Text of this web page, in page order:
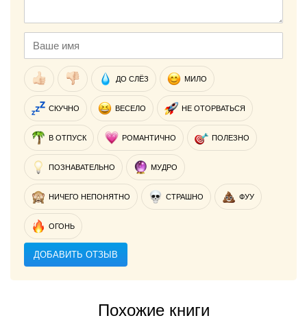
ДО СЛЁЗ МИЛО
СКУЧНО ВЕСЕЛО НЕ ОТОРВАТЬСЯ
В ОТПУСК РОМАНТИЧНО ПОЛЕЗНО
ПОЗНАВАТЕЛЬНО МУДРО
НИЧЕГО НЕПОНЯТНО СТРАШНО ФУУ
ОГОНЬ
ДОБАВИТЬ ОТЗЫВ
Похожие книги